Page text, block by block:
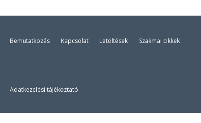
Bemutatkozás Kapcsolat Letöltések Szakmai cikkek
Adatkezelési tájékoztató